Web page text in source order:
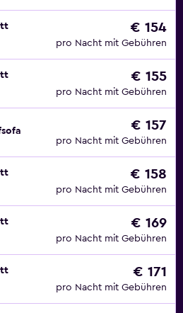
€ 154
pro Nacht mit Gebühren
€ 155
pro Nacht mit Gebühren
€ 157
pro Nacht mit Gebühren
€ 158
pro Nacht mit Gebühren
€ 169
pro Nacht mit Gebühren
€ 171
pro Nacht mit Gebühren